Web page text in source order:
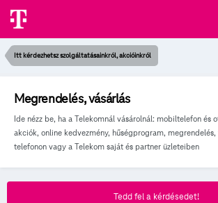
Itt kérdezhetsz szolgáltatásainkról, akcióinkról
Megrendelés, vásárlás
Ide nézz be, ha a Telekomnál vásárolnál: mobiltelefon és
akciók, online kedvezmény, hűségprogram, megrendelés,
telefonon vagy a Telekom saját és partner üzleteiben
Tedd fel a kérdésedet!